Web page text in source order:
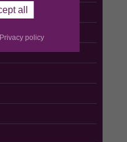
all
Privacy policy